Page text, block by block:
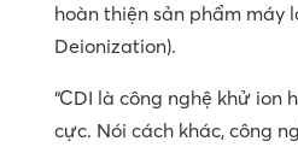
hoàn thiện sản phẩm máy
Deionization).
“CDI là công nghệ khử
cực. Nói cách khác, công